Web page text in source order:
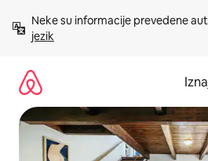
sadržaj
Neke su informacije prevedene
jezik